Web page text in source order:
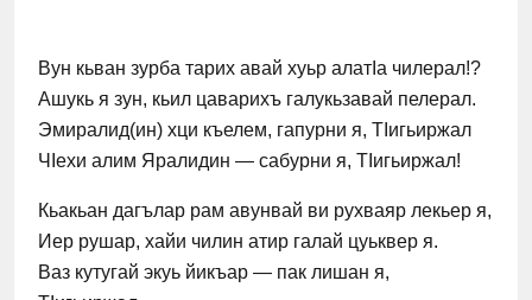
Вун кьван зурба тарих авай хуьр алатIа чилерал!?
Ашукь я зун, кьил цаварихъ галукьзавай пелерал.
Эмиралид(ин) хци къелем, гапурни я, ТIигьиржал
ЧIехи алим Яралидин — сабурни я, ТIигьиржал!
Кьакьан дагълар рам авунвай ви рухваяр лекьер я,
Иер рушар, хайи чилин атир галай цуьквер я.
Ваз кутугай экуь йикъар — пак лишан я,